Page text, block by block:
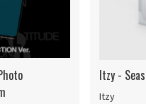
Itzy -
Itzy